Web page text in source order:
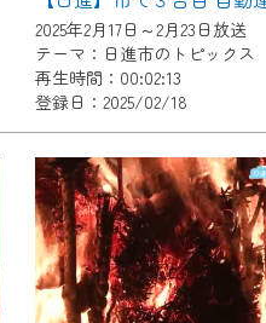
2025年2月17日～2月23日放送
テーマ：日進市のトピックス
再生時間：00:02:13
登録日：2025/02/18
）
。
定しています。